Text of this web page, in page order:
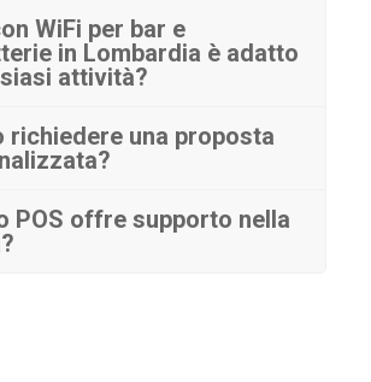
WiFi per bar e
in Lombardia è adatto
attività?
richiedere una proposta
POS offre supporto nella